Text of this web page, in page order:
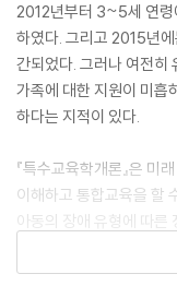
2012년부터 3~5세 연령
하였다. 그리고 2015년
간되었다. 그러나 여전히
가족에 대한 지원이 미흡
하다는 지적이 있다.
『특수교육학개론』은 미
이해하고 통합교육을 할
아동의 장애 유형에 따른
제시하였다. 또한 각 장
수 있도록 개별화 교육방